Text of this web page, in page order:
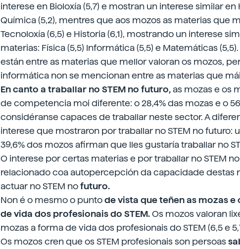
interese en Bioloxía (5,7) e mostran un interese similar en
Química (5,2), mentres que aos mozos as materias que
Tecnoloxía (6,5) e Historia (6,1), mostrando un interese
materias: Física (5,5) Informática (5,5) e Matemáticas (5,5).
están entre as materias que mellor valoran os mozos,
informática non se mencionan entre as materias que
En canto a traballar no STEM no futuro, as mozas e os
de competencia moi diferente: o 28,4% das mozas e o
considéranse capaces de traballar neste sector. A
interese que mostraron por traballar no STEM no futuro:
39,6% dos mozos afirman que lles gustaría traballar no
O interese por certas materias e por traballar no STEM
relacionado coa autopercepción da capacidade destas
actuar no STEM nofuturo.
Non é o mesmo o puntode vista que teñen as mozas
de vida dos profesionais do STEM.Os mozos valoran
mozas a forma de vida dos profesionais do STEM (6,5 e
Os mozos cren que os STEM profesionais son persoas